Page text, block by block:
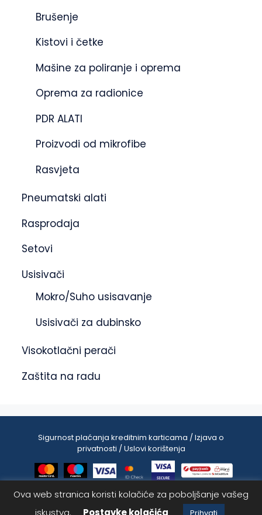
Brušenje
Kistovi i četke
Mašine za poliranje i oprema
Oprema za radionice
PDR ALATI
Proizvodi od mikrofibe
Rasvjeta
Pneumatski alati
Rasprodaja
Setovi
Usisivači
Mokro/Suho usisavanje
Usisivači za dubinsko
Visokotlačni perači
Zaštita na radu
Sigurnost plaćanja kreditnim karticama / Izjava o
privatnosti / Uslovi korištenja
KM Dodaj u korpu
Ova web stranica koristi kolačiće za poboljšanje vašeg
iskustva.
Postavke kolačića